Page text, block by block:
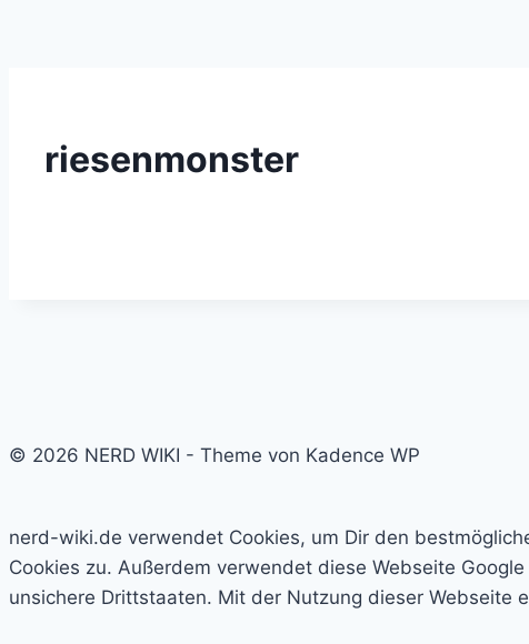
riesenmonster
© 2026 NERD WIKI - Theme von Kadence WP
nerd-wiki.de verwendet Cookies, um Dir den
Cookies zu. Außerdem verwendet diese Webseite
unsichere Drittstaaten. Mit der Nutzung dieser Webseite